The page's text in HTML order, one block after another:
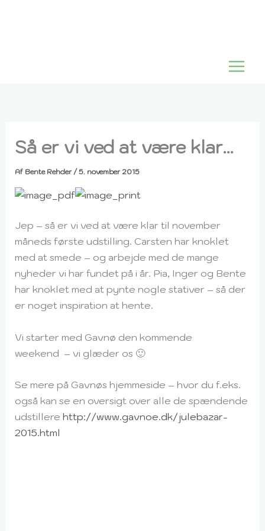
Så er vi ved at være klar…
Af Bente Rehder /5. november 2015
Jep – så er vi ved at være klar til november
måneds første udstilling. Carsten har knoklet
med at smede – og arbejde med de mange
nyheder vi har fundet på i år. Pia, Inger og Bente
har knoklet med at pynte nogle stativer – så der
er noget inspiration at hente.
Vi starter med Gavnø den kommende
weekend – vi glæder os 🙂
Se mere på Gavnøs hjemmeside – hvor du f.eks.
også kan se en oversigt over alle de spændende
udstillerehttp://www.gavnoe.dk/julebazar-
2015.html